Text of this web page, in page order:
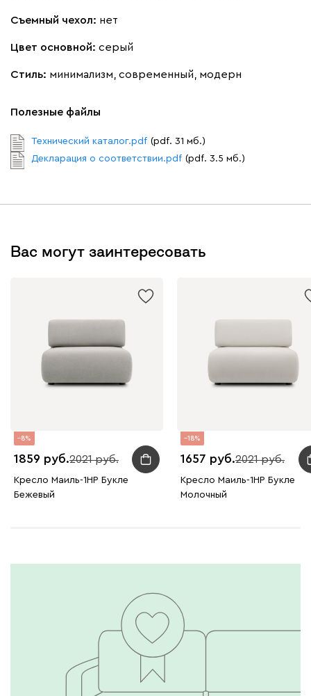
Съемный чехол: нет
Цвет основной: серый
Стиль: минимализм, современный, модерн
Полезные файлы
Технический каталог.pdf (pdf. 31 мб.)
Декларация о соответствии.pdf (pdf. 3.5 мб.)
Вас могут заинтересовать
8
1859 2021
Кресло Маиль-1НР Букле
Бежевый
18
1657 2021
Кресло Маиль-1НР Букле
Молочный